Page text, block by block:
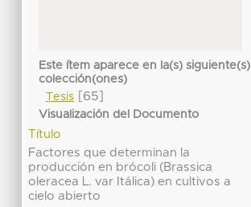
Este ítem aparece en la(s) siguiente(s)
colección(ones)
Tesis[65]
Visualización del Documento
Título
Factores que determinan la
producción en brócoli (Brassica
oleracea L. var Itálica) en cultivos a
cielo abierto